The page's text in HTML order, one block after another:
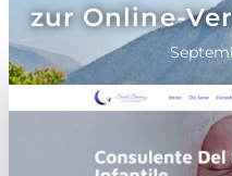
zur Online-